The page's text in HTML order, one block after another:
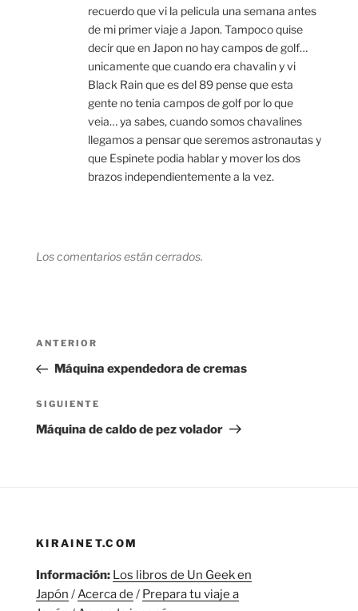
recuerdo que vi la pelicula una semana antes
de mi primer viaje a Japon. Tampoco quise
decir que en Japon no hay campos de golf…
unicamente que cuando era chavalin y vi
Black Rain que es del 89 pense que esta
gente no tenia campos de golf por lo que
veia… ya sabes, cuando somos chavalines
llegamos a pensar que seremos astronautas y
que Espinete podia hablar y mover los dos
brazos independientemente a la vez.
Los comentarios están cerrados.
Navegación
entradas
Entrada
anterior:
ANTERIOR
Máquina expendedora de cremas
Siguiente
entrada
SIGUIENTE
Máquina de caldo de pez volador
KIRAINET.COM
Información: Los libros de Un Geek en
Japón /Acerca de / Prepara tu viaje a